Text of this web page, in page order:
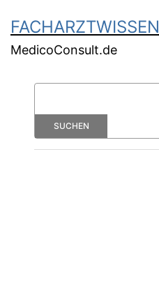
FACHARZTWISSEN
MedicoConsult.de